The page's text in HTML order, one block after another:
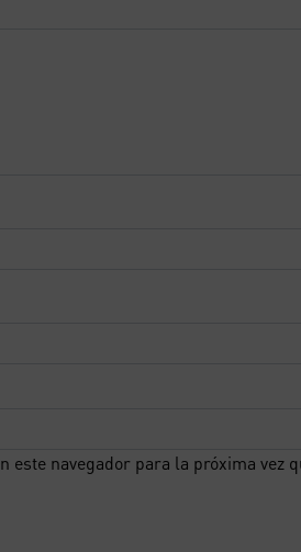
este navegador para la próxima vez